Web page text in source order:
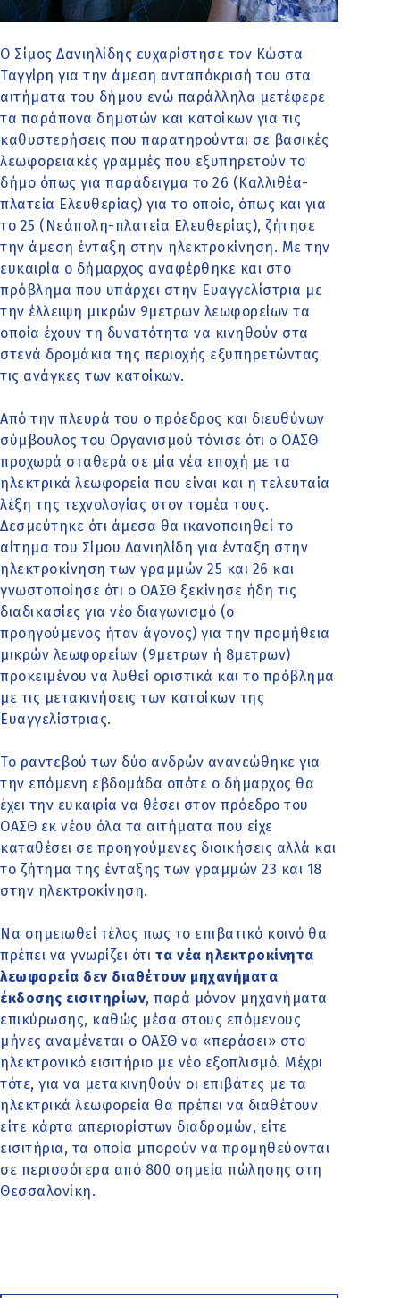
Ο Σίμος Δανιηλίδης ευχαρίστησε τον Κώστα
Ταγγίρη για την άμεση ανταπόκρισή του στα
αιτήματα του δήμου ενώ παράλληλα μετέφερε
τα παράπονα δημοτών και κατοίκων για τις
καθυστερήσεις που παρατηρούνται σε βασικές
λεωφορειακές γραμμές που εξυπηρετούν το
δήμο όπως για παράδειγμα το 26 (Καλλιθέα-
πλατεία Ελευθερίας) για το οποίο, όπως και για
το 25 (Νεάπολη-πλατεία Ελευθερίας), ζήτησε
την άμεση ένταξη στην ηλεκτροκίνηση. Με την
ευκαιρία ο δήμαρχος αναφέρθηκε και στο
πρόβλημα που υπάρχει στην Ευαγγελίστρια με
την έλλειψη μικρών 9μετρων λεωφορείων τα
οποία έχουν τη δυνατότητα να κινηθούν στα
στενά δρομάκια της περιοχής εξυπηρετώντας
τις ανάγκες των κατοίκων.
Από την πλευρά του ο πρόεδρος και διευθύνων
σύμβουλος του Οργανισμού τόνισε ότι ο ΟΑΣΘ
προχωρά σταθερά σε μία νέα εποχή με τα
ηλεκτρικά λεωφορεία που είναι και η τελευταία
λέξη της τεχνολογίας στον τομέα τους.
Δεσμεύτηκε ότι άμεσα θα ικανοποιηθεί το
αίτημα του Σίμου Δανιηλίδη για ένταξη στην
ηλεκτροκίνηση των γραμμών 25 και 26 και
γνωστοποίησε ότι ο ΟΑΣΘ ξεκίνησε ήδη τις
διαδικασίες για νέο διαγωνισμό (ο
προηγούμενος ήταν άγονος) για την προμήθεια
μικρών λεωφορείων (9μετρων ή 8μετρων)
προκειμένου να λυθεί οριστικά και το πρόβλημα
με τις μετακινήσεις των κατοίκων της
Ευαγγελίστριας.
Το ραντεβού των δύο ανδρών ανανεώθηκε για
την επόμενη εβδομάδα οπότε ο δήμαρχος θα
έχει την ευκαιρία να θέσει στον πρόεδρο του
ΟΑΣΘ εκ νέου όλα τα αιτήματα που είχε
καταθέσει σε προηγούμενες διοικήσεις αλλά και
το ζήτημα της ένταξης των γραμμών 23 και 18
στην ηλεκτροκίνηση.
Να σημειωθεί τέλος πως το επιβατικό κοινό θα
πρέπει να γνωρίζει ότι τα νέα ηλεκτροκίνητα
λεωφορεία δεν διαθέτουν μηχανήματα
έκδοσης εισιτηρίων, παρά μόνον μηχανήματα
επικύρωσης, καθώς μέσα στους επόμενους
μήνες αναμένεται ο ΟΑΣΘ να «περάσει» στο
ηλεκτρονικό εισιτήριο με νέο εξοπλισμό. Μέχρι
τότε, για να μετακινηθούν οι επιβάτες με τα
ηλεκτρικά λεωφορεία θα πρέπει να διαθέτουν
είτε κάρτα απεριορίστων διαδρομών, είτε
εισιτήρια, τα οποία μπορούν να προμηθεύονται
σε περισσότερα από 800 σημεία πώλησης στη
Θεσσαλονίκη.